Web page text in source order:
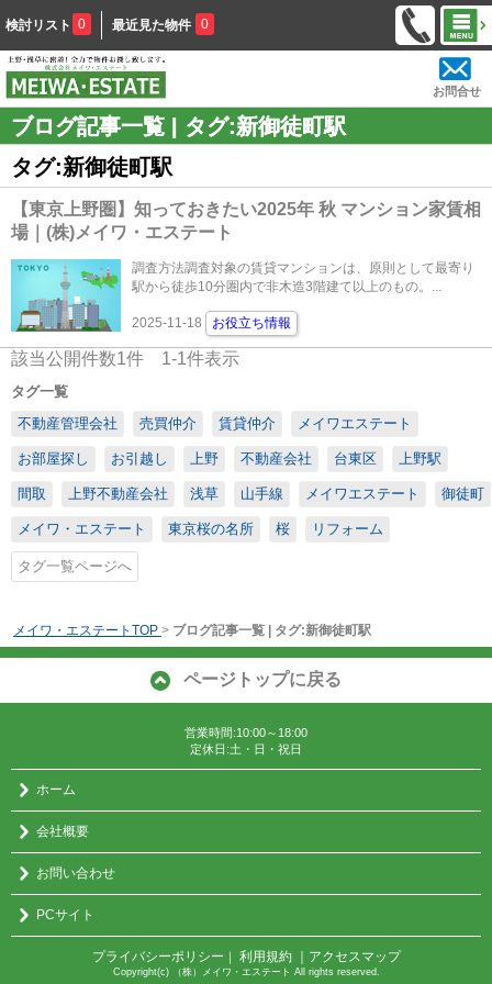
検討リスト 0 最近見た物件 0
お問合せ
ブログ記事一覧 | タグ:新御徒町駅
タグ:新御徒町駅
【東京上野圏】知っておきたい2025年 秋 マンション家賃相
場｜(株)メイワ・エステート
調査方法調査対象の賃貸マンションは、原則として最寄り
駅から徒歩10分圏内で非木造3階建て以上のもの。...
2025-11-18 お役立ち情報
該当公開件数1件 1-1件表示
タグ一覧
不動産管理会社
売買仲介 賃貸仲介 メイワエステート
お部屋探し お引越し 上野 不動産会社 台東区 上野駅
間取 上野不動産会社 浅草 山手線 メイワエステート 御徒町
メイワ・エステート 東京桜の名所 桜 リフォーム
タグ一覧ページへ
メイワ・エステートTOP > ブログ記事一覧 | タグ:新御徒町駅
ページトップに戻る
営業時間:10:00～18:00
定休日:土・日・祝日
ホーム
会社概要
お問い合わせ
PCサイト
プライバシーポリシー ｜ 利用規約 ｜アクセスマップ
Copyright(c) （株）メイワ・エステート All rights reserved.